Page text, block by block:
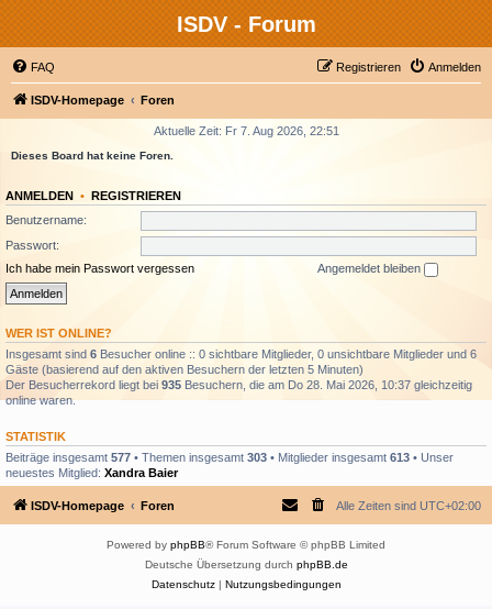
ISDV - Forum
FAQ Anmelden
Registrieren
ISDV-Homepage Foren
Aktuelle Zeit: Fr 7. Aug 2026, 22:51
Dieses Board hat keine Foren.
ANMELDEN • REGISTRIEREN
Benutzername:
Passwort:
Ich habe mein Passwort vergessen
Angemeldet bleiben
WER IST ONLINE?
Insgesamt sind 6 Besucher online :: 0 sichtbare Mitglieder, 0 unsichtbare Mitglieder und 6
Gäste (basierend auf den aktiven Besuchern der letzten 5 Minuten)
Der Besucherrekord liegt bei 935 Besuchern, die am Do 28. Mai 2026, 10:37 gleichzeitig
online waren.
STATISTIK
Beiträge insgesamt 577 • Themen insgesamt 303 • Mitglieder insgesamt 613 • Unser
neuestes Mitglied: Xandra Baier
ISDV-Homepage Foren Alle Zeiten sind UTC+02:00
Powered by phpBB® Forum Software © phpBB Limited
Deutsche Übersetzung durch phpBB.de
Datenschutz| Nutzungsbedingungen